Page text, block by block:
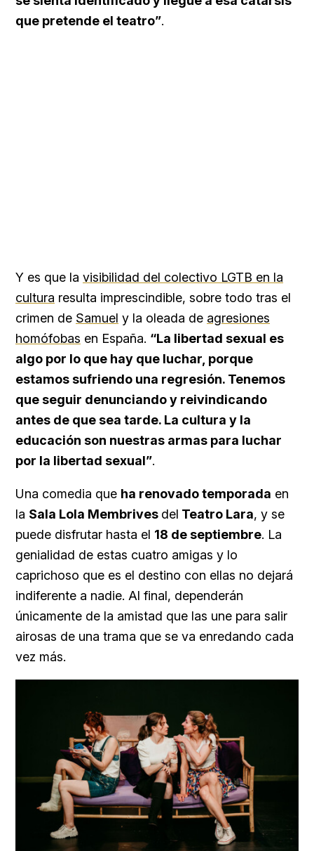
que pretende el teatro”.
Y es que la visibilidad del colectivo LGTB en la
cultura resulta imprescindible, sobre todo tras el
crimen de Samuel y la oleada de agresiones
homófobas en España. “La libertad sexual es
algo por lo que hay que luchar, porque
estamos sufriendo una regresión. Tenemos
que seguir denunciando y reivindicando
antes de que sea tarde. La cultura y la
educación son nuestras armas para luchar
por la libertad sexual”.
Una comedia que ha renovado temporada en
la Sala Lola Membrives del Teatro Lara, y se
puede disfrutar hasta el 18 de septiembre. La
genialidad de estas cuatro amigas y lo
caprichoso que es el destino con ellas no dejará
indiferente a nadie. Al final, dependerán
únicamente de la amistad que las une para salir
airosas de una trama que se va enredando cada
vez más.